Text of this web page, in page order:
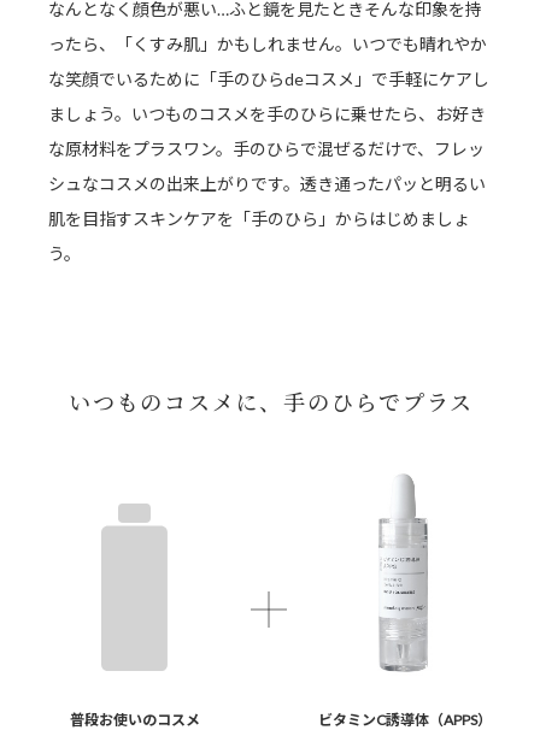
なんとなく顔色が悪い…ふと鏡を見たときそんな印象を持
ったら、「くすみ肌」かもしれません。いつでも晴れやか
な笑顔でいるために「手のひらdeコスメ」で手軽にケアし
ましょう。いつものコスメを手のひらに乗せたら、お好き
な原材料をプラスワン。手のひらで混ぜるだけで、フレッ
シュなコスメの出来上がりです。透き通ったパッと明るい
肌を目指すスキンケアを「手のひら」からはじめましょ
う。
いつものコスメに、手のひらでプラス
普段お使いのコスメ ビタミンC誘導体（APPS）